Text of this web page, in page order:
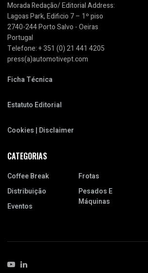
Morada Redação/ Editorial Address:
Lagoas Park, Edificio 7 – 1º piso
2740-244 Porto Salvo - Oeiras
Portugal
Telefone: + 351 (0) 21 441 4205
press(a)automotivept.com
Ficha Técnica
Estatuto Editorial
Cookies | Disclaimer
CATEGORIAS
Coffee Break
Distribuição
Eventos
Frotas
Pesados E
Máquinas